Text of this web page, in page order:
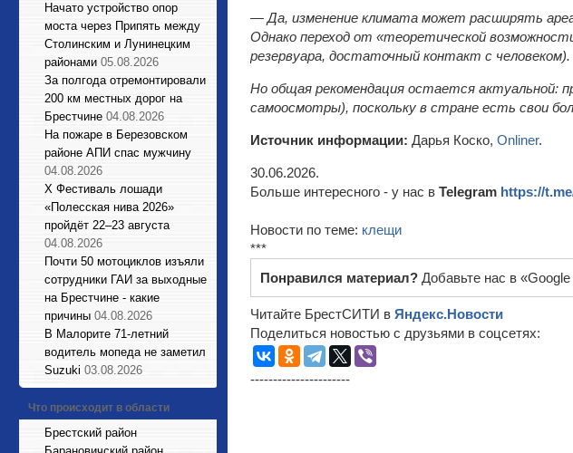
Начато устройство опор
моста через Припять между
Столинским и Лунинецким
районами 05.08.2026
За полгода отремонтировали
200 км местных дорог на
Брестчине 04.08.2026
На пожаре в Березовском
районе АПИ спас мужчину
04.08.2026
X Фестиваль лошади
«Полесская нива 2026»
пройдёт 22–23 августа
04.08.2026
Почти 50 мотоциклов изъяли
сотрудники ГАИ за выходные
на Брестчине - какие
причины 04.08.2026
В Малорите 71-летний
водитель мопеда не заметил
Suzuki 03.08.2026
Что происходит в области
Брестский район
— Да, изменение климата может расширять
Однако переход от «теоретической
резервуара, достаточный контакт с
Но общая рекомендация остается актуальной:
самоосмотры), поскольку в стране есть свои
Источник информации: Дарья Коско, Onliner.
30.06.2026.
Больше интересного - у нас в Telegram https://
Новости по теме: клещи
***
Понравился материал? Добавьте нас в
Читайте БрестСИТИ в Яндекс.Новости
Поделиться новостью с друзьями в соцсетях:
----------------------